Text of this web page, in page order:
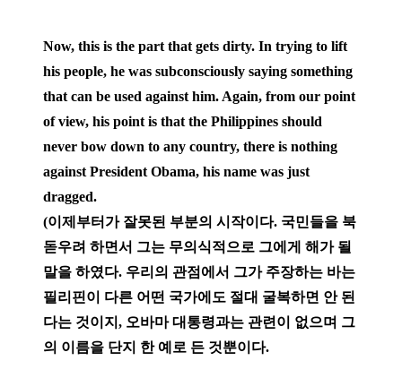
Now, this is the part that gets dirty. In trying to lift
his people, he was subconsciously saying something
that can be used against him. Again, from our point
of view, his point is that the Philippines should
never bow down to any country, there is nothing
against President Obama, his name was just
dragged.
(이제부터가 잘못된 부분의 시작이다. 국민들을 북
돋우려 하면서 그는 무의식적으로 그에게 해가 될
말을 하였다. 우리의 관점에서 그가 주장하는 바는
필리핀이 다른 어떤 국가에도 절대 굴복하면 안 된
다는 것이지, 오바마 대통령과는 관련이 없으며 그
의 이름을 단지 한 예로 든 것뿐이다.